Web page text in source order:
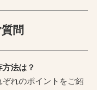
問
法は？
れのポイントをご紹